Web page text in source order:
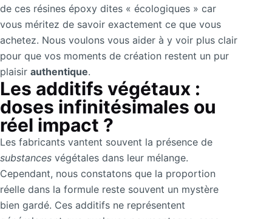
de ces résines époxy dites « écologiques » car
vous méritez de savoir exactement ce que vous
achetez. Nous voulons vous aider à y voir plus clair
pour que vos moments de création restent un pur
plaisir authentique.
Les additifs végétaux :
doses infinitésimales ou
réel impact ?
Les fabricants vantent souvent la présence de
substances végétales dans leur mélange.
Cependant, nous constatons que la proportion
réelle dans la formule reste souvent un mystère
bien gardé. Ces additifs ne représentent